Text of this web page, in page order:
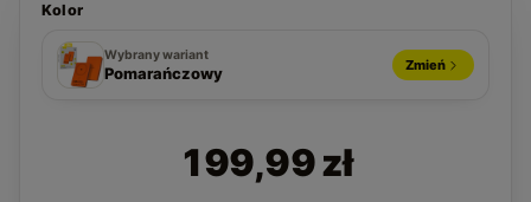
Kolor
Pomarańczowy
Wybrany wariant
Pomarańczowy Zmień
199,99 zł